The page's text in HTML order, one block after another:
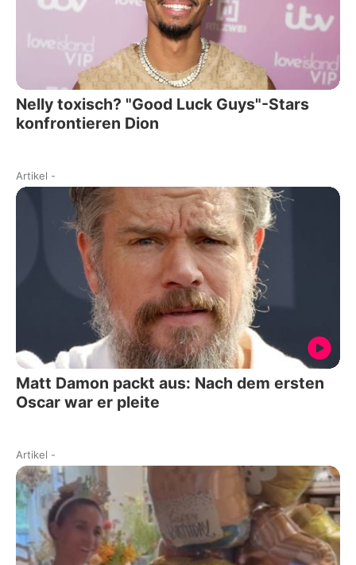
Nelly toxisch? "Good Luck Guys"-Stars
konfrontieren Dion
Artikel -
Matt Damon packt aus: Nach dem ersten
Oscar war er pleite
Artikel -